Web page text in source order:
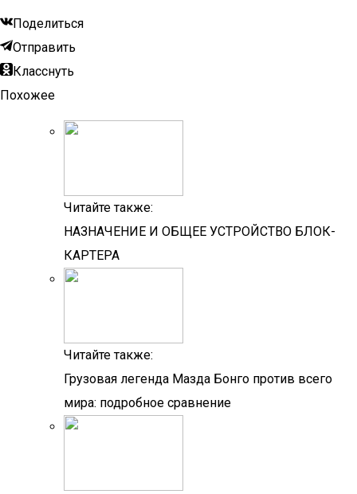
Поделиться
Отправить
Класснуть
Похожее
Читайте также:
НАЗНАЧЕНИЕ И ОБЩЕЕ УСТРОЙСТВО БЛОК-
КАРТЕРА
Читайте также:
Грузовая легенда Мазда Бонго против всего
мира: подробное сравнение